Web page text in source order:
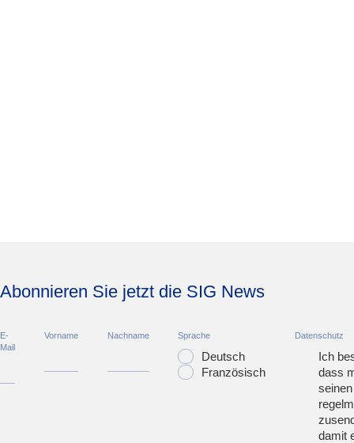
Abonnieren Sie jetzt die SIG News
E-
Mail
Vorname Nachname Sprache
Deutsch
Französisch
Datenschutz
Ich
dass
damit